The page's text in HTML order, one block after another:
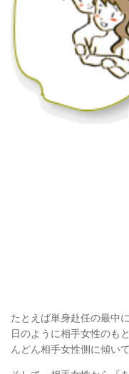
たとえば単身赴任の最中
日のように相手女性のも
んどん相手女性側に傾い